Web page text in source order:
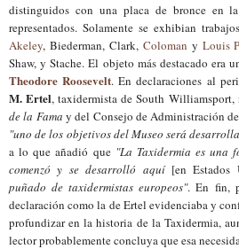
distinguidos con una placa de bronce en
representados. Solamente se exhibian
Akeley, Biederman, Clark, Coloman y Louis
Shaw, y Stache. El objeto más destacado era
Theodore Roosevelt. En declaraciones al
M. Ertel, taxidermista de South
de la Fama y del Consejo de Administración
"uno de los objetivos del Museo será
a lo que añadió que "La Taxidermia es una
comenzó y se desarrolló aquí [en Estados
puñado de taxidermistas europeos". En fin,
declaración como la de Ertel evidenciaba y
profundizar en la historia de la Taxidermia,
lector probablemente concluya que esa